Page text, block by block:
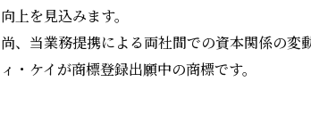
向上を見込みます。
尚、当業務提携による両社間での資本関係の
ィ・ケイが商標登録出願中の商標です。